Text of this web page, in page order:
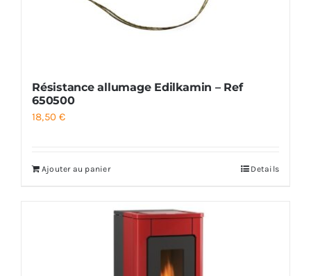
Résistance allumage Edilkamin – Ref
650500
18,50€
Ajouter au panier Details